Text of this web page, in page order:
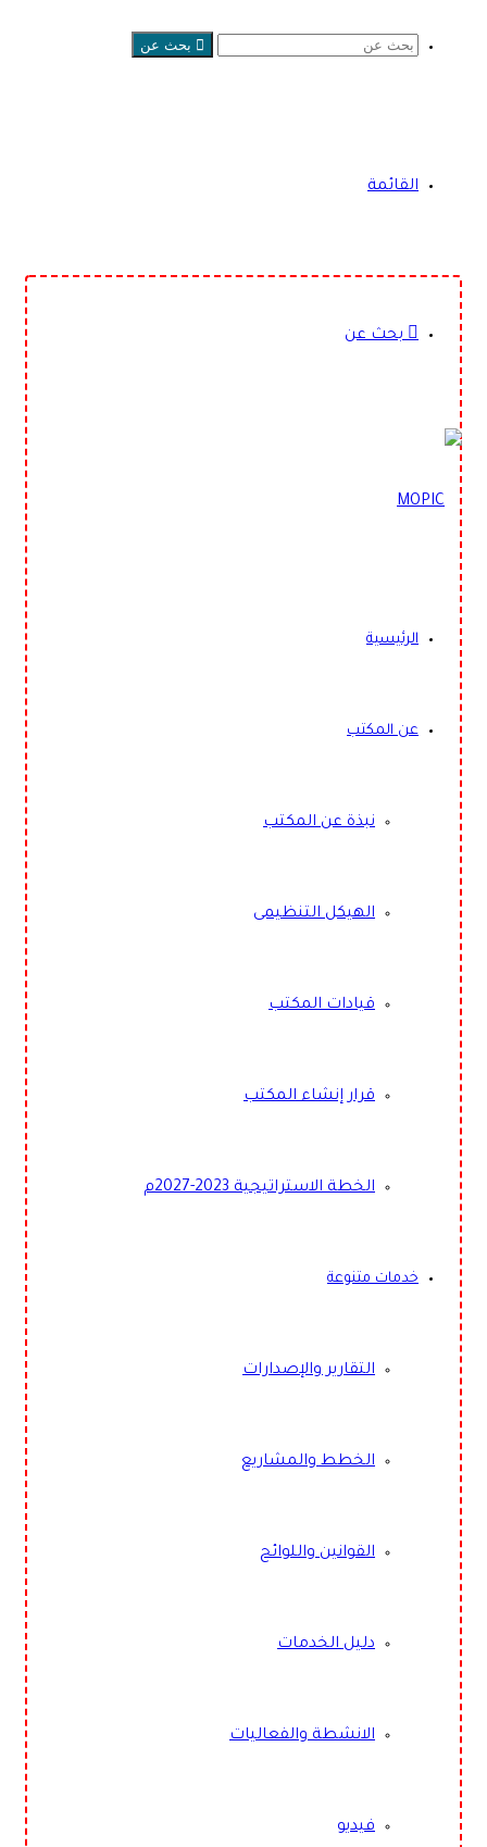
بحث عن
القائمة
بحث عن
الرئيسية
عن المكتب
نبذة عن المكتب
الهيكل التنظيمى
قيادات المكتب
قرار إنشاء المكتب
الخطة الاستراتيجية 2023-2027م
خدمات متنوعة
التقارير والإصدارات
الخطط والمشاريع
القوانين واللوائح
دليل الخدمات
الانشطة والفعاليات
فيديو